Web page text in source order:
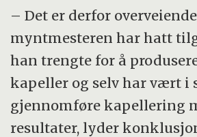
– Det er derfor
myntmesteren har hatt
han trengte for å
kapeller og selv har vært i
gjennomføre kapellering
resultater, lyder